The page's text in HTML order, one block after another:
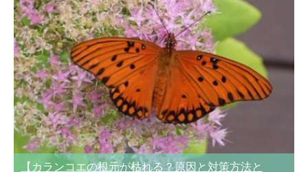
【カランコエの根元が枯れる？原因と対策方法と